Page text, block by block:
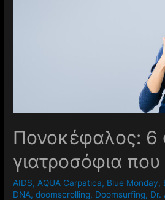
Πονοκέφαλος: 6
γιατροσόφια
AIDS, AQUA Carpatica, Blue Monday,
DNA,doomscrolling, Doomsurfing, Dr.